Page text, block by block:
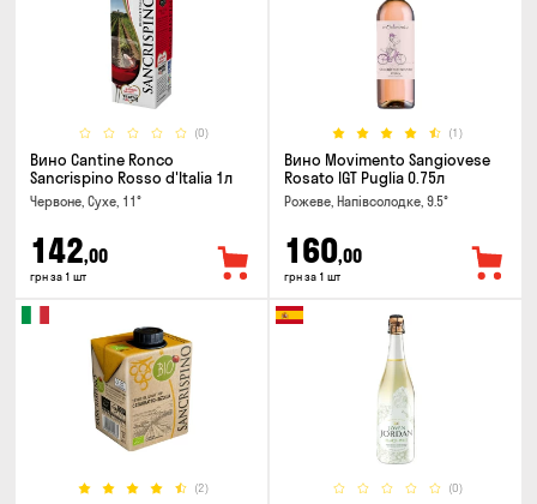
(0)
Вино Cantine Ronco
Sancrispino Rosso d'Italia 1л
Червоне, Сухе, 11°
142,00
грн за 1 шт
(1)
Вино Movimento Sangiovese
Rosato IGT Puglia 0.75л
Рожеве, Напівсолодке, 9.5°
160,00
грн за 1 шт
(2) (0)